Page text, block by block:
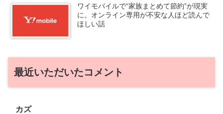
ワイモバイルで“家族まとめて節約”が現実
に。オンライン専用が不安な人ほど読んで
ほしい話
最近いただいたコメント
カズ